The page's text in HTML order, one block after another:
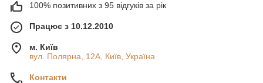
100% позитивних з 95 відгуків за рік
Працює з 10.12.2010
м. Київ
вул. Полярна, 12А, Київ, Україна
Контакти